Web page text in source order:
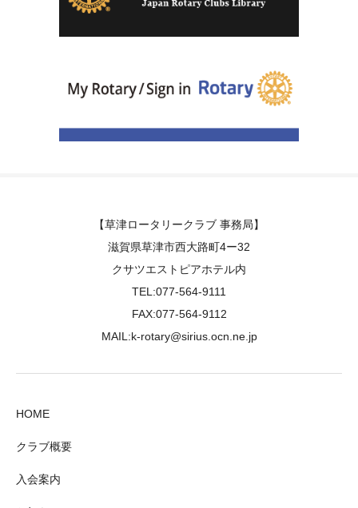
【草津ロータリークラブ 事務局】
滋賀県草津市西大路町4ー32
クサツエストピアホテル内
TEL:077-564-9111
FAX:077-564-9112
MAIL:k-rotary@sirius.ocn.ne.jp
HOME
クラブ概要
入会案内